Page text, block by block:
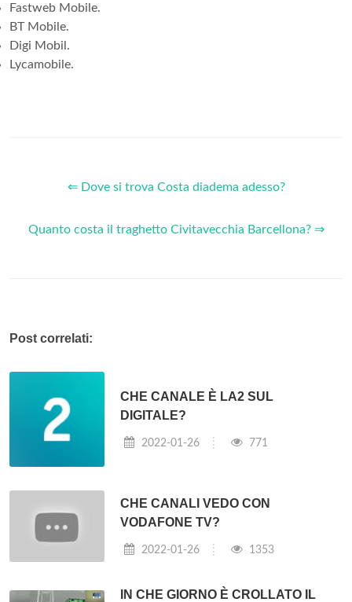
Fastweb Mobile.
BT Mobile.
Digi Mobil.
Lycamobile.
⇐ Dove si trova Costa diadema adesso?
Quanto costa il traghetto Civitavecchia Barcellona? ⇒
Post correlati:
CHE CANALE È LA2 SUL
DIGITALE?
2022-01-26 771
CHE CANALI VEDO CON
VODAFONE TV?
2022-01-26 1353
IN CHE GIORNO È CROLLATO IL